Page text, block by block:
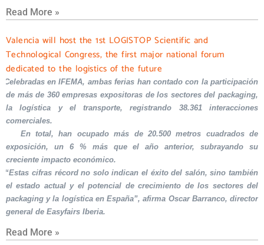
Read More »
Valencia will host the 1st LOGISTOP Scientific and
Technological Congress, the first major national forum
dedicated to the logistics of the future
Celebradas en IFEMA, ambas ferias han contado con la participación
de más de 360 empresas expositoras de los sectores del packaging,
la logística y el transporte, registrando 38.361 interacciones
comerciales.
En total, han ocupado más de 20.500 metros cuadrados de
exposición, un 6 % más que el año anterior, subrayando su
creciente impacto económico.
“Estas cifras récord no solo indican el éxito del salón, sino también
el estado actual y el potencial de crecimiento de los sectores del
packaging y la logística en España”, afirma Oscar Barranco, director
general de Easyfairs Iberia.
Read More »